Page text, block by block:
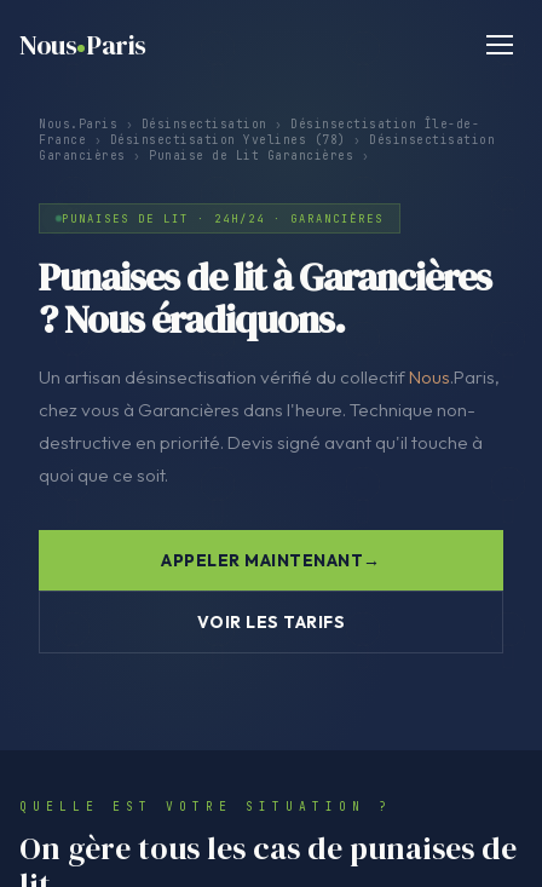
Nous Paris
Nous.Paris › Désinsectisation › Désinsectisation Île-de-
France › Désinsectisation Yvelines (78) › Désinsectisation
Garancières
› Punaise de Lit Garancières ›
PUNAISES DE LIT · 24H/24 · GARANCIÈRES
Punaises de lit à Garancières
? Nous éradiquons.
Un artisan désinsectisation vérifié du collectifNous.Paris,
chez vous à Garancières dans l'heure. Technique non-
destructive en priorité. Devis signé avant qu'il touche à
quoi que ce soit.
APPELER MAINTENANT
VOIR LES TARIFS
QUELLE EST VOTRE SITUATION ?
On gère tous les cas de punaises de